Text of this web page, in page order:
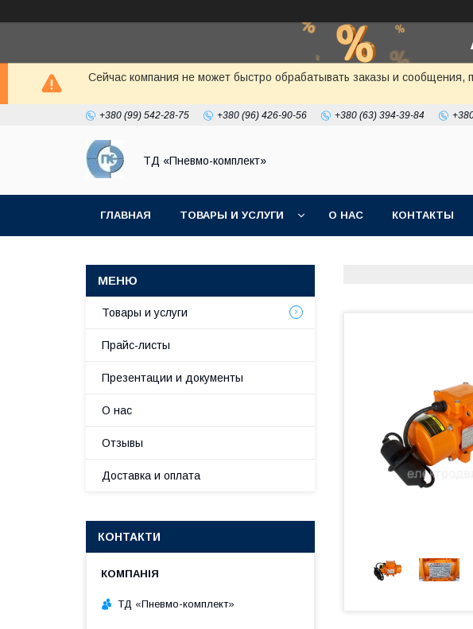
Сейчас компания не может быстро обрабатывать заказы и
+380 (99) 542-28-75 +380 (96) 426-90-56 +380 (63) 394-39-84
ТД «Пневмо-комплект»
ГЛАВНАЯ ТОВАРЫ И УСЛУГИ О НАС КОНТАКТЫ
Товары и услуги
Прайс-листы
Презентации и документы
О нас
Отзывы
Доставка и оплата
КОНТАКТИ
ТД «Пневмо-комплект»